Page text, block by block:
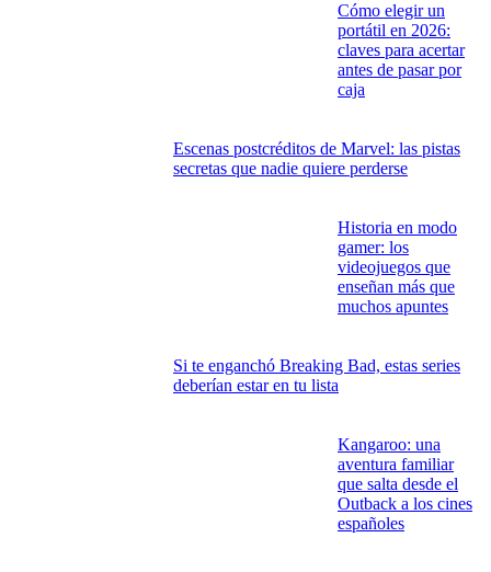
Cómo elegir un
portátil en 2026:
claves para acertar
antes de pasar por
caja
Escenas postcréditos de Marvel: las pistas
secretas que nadie quiere perderse
Historia en modo
gamer: los
videojuegos que
enseñan más que
muchos apuntes
Si te enganchó Breaking Bad, estas series
deberían estar en tu lista
Kangaroo: una
aventura familiar
que salta desde el
Outback a los cines
españoles